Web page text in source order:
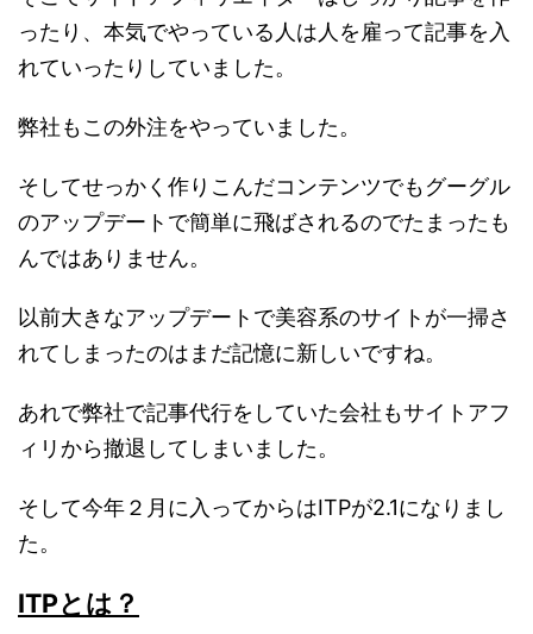
ったり、本気でやっている人は人を雇って記事を入
れていったりしていました。
弊社もこの外注をやっていました。
そしてせっかく作りこんだコンテンツでもグーグル
のアップデートで簡単に飛ばされるのでたまったも
んではありません。
以前大きなアップデートで美容系のサイトが一掃さ
れてしまったのはまだ記憶に新しいですね。
あれで弊社で記事代行をしていた会社もサイトアフ
ィリから撤退してしまいました。
そして今年２月に入ってからはITPが2.1になりまし
た。
ITPとは？